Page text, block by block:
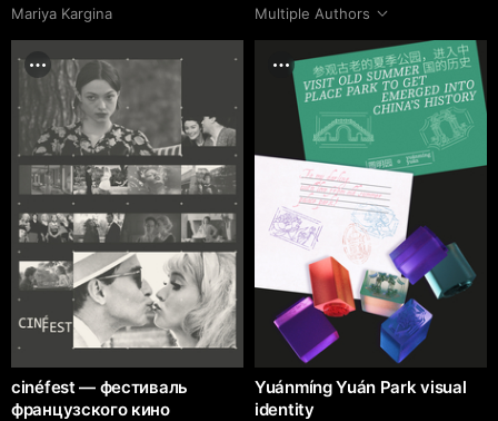
Mariya Kargina Multiple Authors
cinéfest — фестиваль
французского кино
Yuánmíng Yuán Park visual
identity